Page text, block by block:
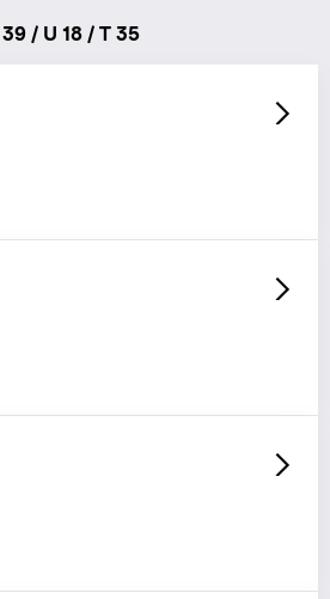
/ U 18 / T 35